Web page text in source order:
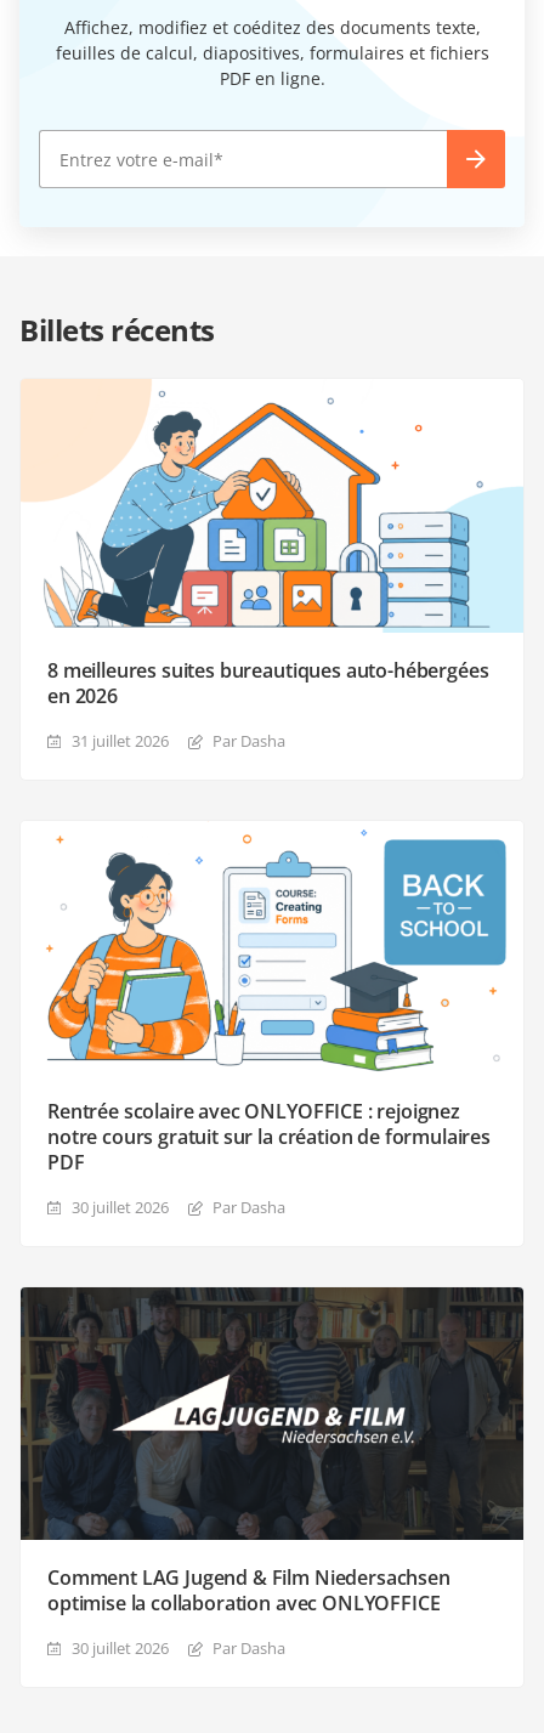
Affichez, modifiez et coéditez des documents texte,
feuilles de calcul, diapositives, formulaires et fichiers
PDF en ligne.
Billets récents
8 meilleures suites bureautiques auto-hébergées
en 2026
31 juillet 2026 Par Dasha
Rentrée scolaire avec ONLYOFFICE : rejoignez
notre cours gratuit sur la création de formulaires
PDF
30 juillet 2026 Par Dasha
Comment LAG Jugend & Film Niedersachsen
optimise la collaboration avec ONLYOFFICE
30 juillet 2026 Par Dasha